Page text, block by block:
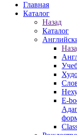
Главная
Каталог
Назад
Каталог
E-